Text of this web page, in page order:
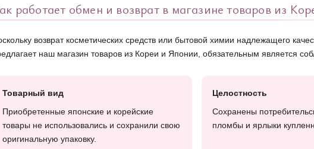
работает обмен и возврат в магазине товаров из
возврат косметических средств или бытовой химии надлежащего
наш магазин товаров из Кореи и Японии, обязательным является
Товарный вид
Приобретенные японские и корейские
товары не использовались и сохранили свою
оригинальную упаковку.
Целостность
Сохранены
пломбы и ярлыки